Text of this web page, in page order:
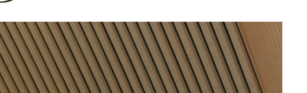
Begravningsceremoni
Gravplats
Vanliga frågor